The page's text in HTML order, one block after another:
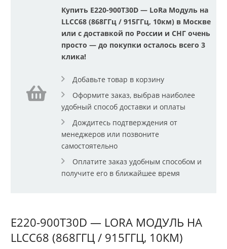
Купить E220-900T30D — LoRa Модуль на
LLCC68 (868ГГц / 915ГГц, 10км) в Москве
или с доставкой по России и СНГ очень
просто — до покупки осталось всего 3
клика!
Добавьте товар в корзину
Оформите заказ, выбрав наиболее
удобный способ доставки и оплаты
Дождитесь подтверждения от
менеджеров или позвоните
самостоятельно
Оплатите заказ удобным способом и
получите его в ближайшее время
E220-900T30D — LORA МОДУЛЬ НА
LLCC68 (868ГГЦ / 915ГГЦ, 10КМ)